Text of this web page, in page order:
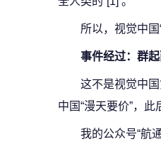
所以，视觉中
事件经过：群
这不是视觉中
中国“漫天要价”，
我的公众号“航